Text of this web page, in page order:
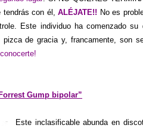
con él, ALÉJATE!! No es
Este individuo ha comenzado
de gracia y, francamente, son
Gump bipolar”
Este inclasificable abunda en